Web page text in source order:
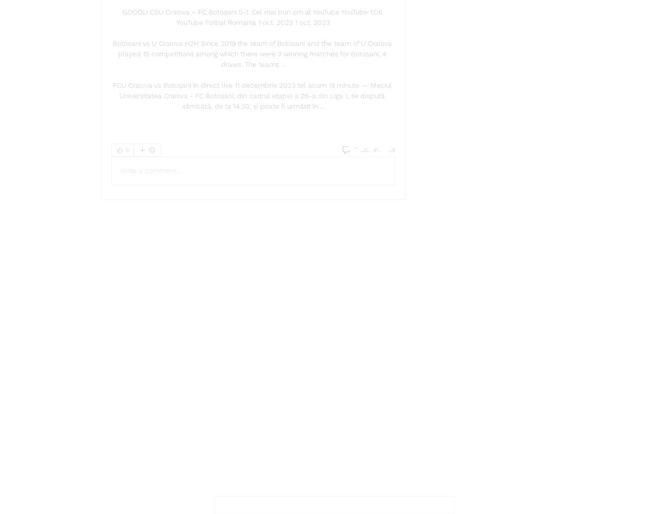
GOOOL! CSU Craiova – FC Botoșani 5-1. Cel mai bun om al YouTube YouTube 1:06
YouTube Fotbal Romania 1 oct. 2023 1 oct. 2023
Botosani vs U Craiova H2H Since 2019 the team of Botosani and the team of U Craiova
played 15 competitions among which there were 3 winning matches for Botosani, 4
draws. The teams ...
FCU Craiova vs Botoşani în direct live 11 decembrie 2023 tel acum 19 minute — Meciul
Universitatea Craiova - FC Botoșani, din cadrul etapei a 26-a din Liga 1, se dispută
sâmbătă, de la 14:30, și poate fi urmărit în ...
0 0 Comments
Write a comment...
Find a store